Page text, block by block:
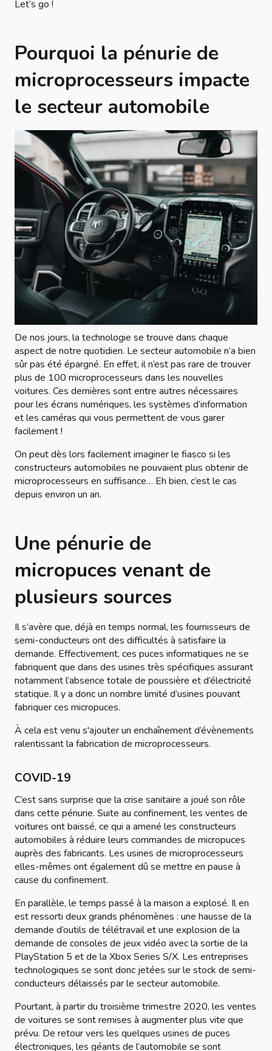
Let’s go !
Pourquoi la pénurie de
microprocesseurs impacte
le secteur automobile
De nos jours, la technologie se trouve dans chaque
aspect de notre quotidien. Le secteur automobile n’a bien
sûr pas été épargné. En effet, il n’est pas rare de trouver
plus de 100 microprocesseurs dans les nouvelles
voitures. Ces dernières sont entre autres nécessaires
pour les écrans numériques, les systèmes d’information
et les caméras qui vous permettent de vous garer
facilement !
On peut dès lors facilement imaginer le fiasco si les
constructeurs automobiles ne pouvaient plus obtenir de
microprocesseurs en suffisance… Eh bien, c’est le cas
depuis environ un an.
Une pénurie de
micropuces venant de
plusieurs sources
Il s’avère que, déjà en temps normal, les fournisseurs de
semi-conducteurs ont des difficultés à satisfaire la
demande. Effectivement, ces puces informatiques ne se
fabriquent que dans des usines très spécifiques assurant
notamment l’absence totale de poussière et d’électricité
statique. Il y a donc un nombre limité d’usines pouvant
fabriquer ces micropuces.
À cela est venu s'ajouter un enchaînement d’évènements
ralentissant la fabrication de microprocesseurs.
COVID-19
C’est sans surprise que la crise sanitaire a joué son rôle
dans cette pénurie. Suite au confinement, les ventes de
voitures ont baissé, ce qui a amené les constructeurs
automobiles à réduire leurs commandes de micropuces
auprès des fabricants. Les usines de microprocesseurs
elles-mêmes ont également dû se mettre en pause à
cause du confinement.
En parallèle, le temps passé à la maison a explosé. Il en
est ressorti deux grands phénomènes : une hausse de la
demande d’outils de télétravail et une explosion de la
demande de consoles de jeux vidéo avec la sortie de la
PlayStation 5 et de la Xbox Series S/X. Les entreprises
technologiques se sont donc jetées sur le stock de semi-
conducteurs délaissés par le secteur automobile.
Pourtant, à partir du troisième trimestre 2020, les ventes
de voitures se sont remises à augmenter plus vite que
prévu. De retour vers les quelques usines de puces
électroniques, les géants de l’automobile se sont